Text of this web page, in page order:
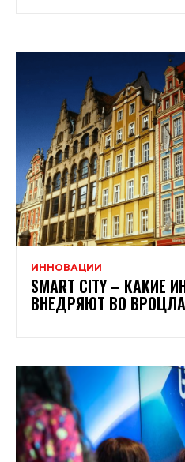
ИННОВАЦИИ
SMART CITY – КАКИЕ
ВНЕДРЯЮТ ВО